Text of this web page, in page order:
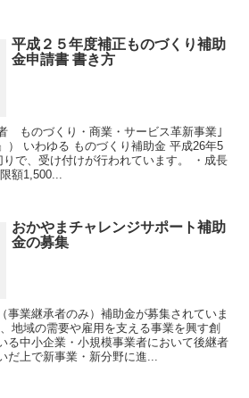
平成２５年度補正ものづくり補助
金申請書 書き方
ものづくり・商業・サービス革新事業｣
） いわゆる ものづくり補助金 平成26年5
りで、受け付けが行われています。 ・成長
額1,500...
おかやまチャレンジサポート補助
金の募集
事業継承者のみ）補助金が募集されていま
地域の需要や雇用を支える事業を興す創
る中小企業・小規模事業者において後継者
だ上で新事業・新分野に進...